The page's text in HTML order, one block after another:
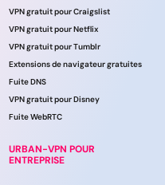
VPN gratuit pour Craigslist
VPN gratuit pour Netflix
VPN gratuit pour Tumblr
Extensions de navigateur gratuites
Fuite DNS
VPN gratuit pour Disney
Fuite WebRTC
URBAN-VPN POUR
ENTREPRISE